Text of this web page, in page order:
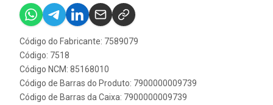
Código do Fabricante: 7589079
Código: 7518
Código NCM: 85168010
Código de Barras do Produto: 7900000009739
Código de Barras da Caixa: 7900000009739